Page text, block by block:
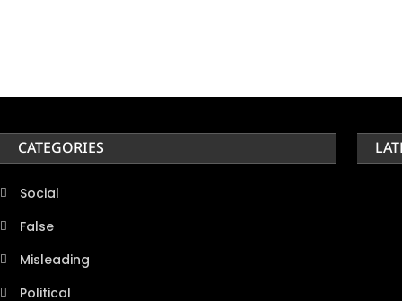
CATEGORIES
Social
False
Misleading
Political